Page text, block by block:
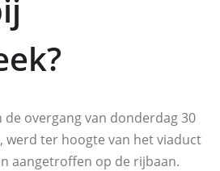
overgang van donderdag 30
werd ter hoogte van het viaduct
aangetroffen op de rijbaan.